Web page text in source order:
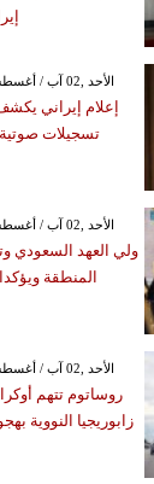
GMT 11:10 2026 الأحد ,02 آب / أغسطس
إعلام إيراني
تسجيلات
GMT 09:42 2026 الأحد ,02 آب / أغسطس
ولي العهد السعودي
المنطقة
GMT 13:38 2026 الأحد ,02 آب / أغسطس
روساتوم تتهم
زابوريجيا النووية